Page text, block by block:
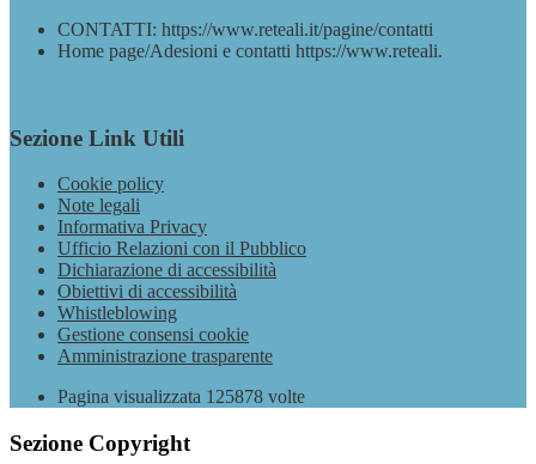
CONTATTI: https://www.reteali.it/pagine/contatti
Home page/Adesioni e contatti https://www.reteali.
Sezione Link Utili
Cookie policy
Note legali
Informativa Privacy
Ufficio Relazioni con il Pubblico
Dichiarazione di accessibilità
Obiettivi di accessibilità
Whistleblowing
Gestione consensi cookie
Amministrazione trasparente
Pagina visualizzata 125878 volte
Sezione Copyright